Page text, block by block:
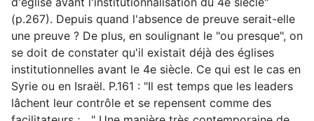
(p.267). Depuis quand l'absence de preuve serait-elle
une preuve ? De plus, en soulignant le "ou presque", on
se doit de constater qu'il existait déjà des églises
institutionnelles avant le 4e siècle. Ce qui est le cas en
Syrie ou en Israël. P.161 : "Il est temps que les leaders
lâchent leur contrôle et se repensent comme des